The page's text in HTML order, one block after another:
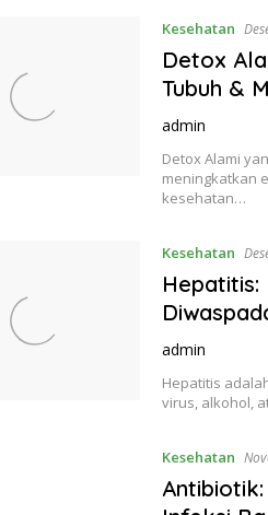
Kesehatan
Detox
Tubuh &
admin
Detox Alami
meningkatkan
kesehatan…
Kesehatan
admin
Hepatitis
virus, alkohol,
Kesehatan